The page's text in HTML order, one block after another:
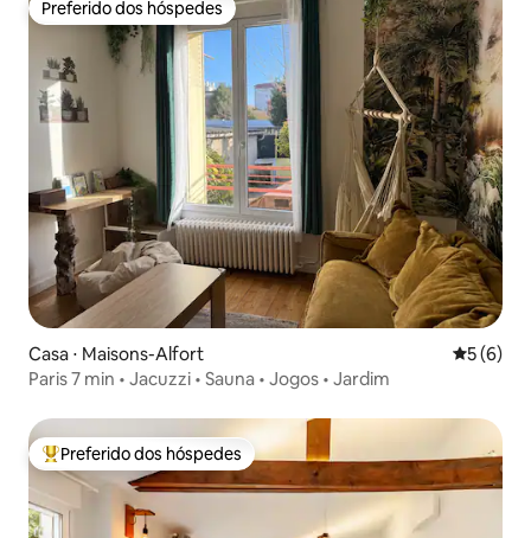
Preferido dos hóspedes
Preferido dos hóspedes
Casa ⋅ Maisons-Alfort 5 de
5 (6)
Paris 7 min • Jacuzzi • Sauna • Jogos • Jardim
Entre os melhores preferidos dos hóspedes
Preferido dos hóspedes